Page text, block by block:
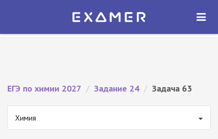
Экзамер — ЕГЭ 2027
ОТКРЫТЬ
ЕГЭ по химии 2027 / Задание 24 / Задача 63
Химия